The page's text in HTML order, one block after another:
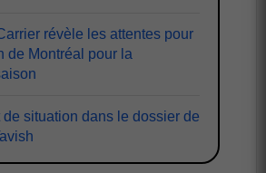
révèle les attentes pour
de Montréal pour la
de situation dans le dossier de